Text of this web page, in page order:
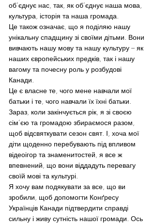
об’єднує нас, так, як об’єднує наша мова,
культура, історія та наша громада.
Це також означає, що я поділяю нашу
унікальну спадщину зі своїми дітьми. Вони
вивчають нашу мову та нашу культуру – як
наших європейських предків, так і нашу
вагому та почесну роль у розбудові
Канади.
Це є власне те, чого мене навчали мої
батьки і те, чого навчали їх їхні батьки.
Зараз, коли закінчується рік, я зі своєю
сім’єю та громадою збираємося разом,
щоб відсвяткувати сезон свят. І, хоча мої
діти щоденно перебувають під впливом
відеоігор та знаменитостей, я все ж
впевнений, що вони віддадуть перевагу
своїй мові та культурі.
Я хочу вам подякувати за все, що ви
зробили, щоб допомогти Конґресу
Українців Канади підтвердити справді
сильну і живу сутність нашої громади. Ось